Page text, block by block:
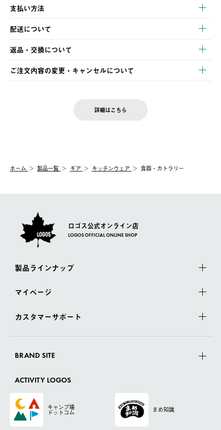
支払い方法
以下のいずれかの方法でお支払いいただけます。
・クレジットカード決済
・コンビニ決済
・Pay-easy決済
配送について
【発送スケジュール】
ご注文・ご入金完了より2営業日以内に商品を発送いたします。
土日祝の発送はございませんので、木曜日以降のご注文は週明け
の発送となる場合がございます。
【配送業者】
佐川急便にて配送されます。
返品・交換について
※お客様都合の場合
お客様都合の返品にかかる送料は、お客様ご負担とさせていただ
一度お手元の商品を返品いただき、ご希望商品を再注文してくだ
ご注文内容の変更・キャンセルについて
LOGOS FAMILY会員の方は、会員マイページ内 購入履歴画面に
詳細はこちら
ホーム 製品一覧 ギア キッチンウェア 食器・カトラリー
ロゴス公式オンライン店
LOGOS OFFICIAL ONLINE SHOP
製品ラインナップ
マイページ
カスタマーサポート
BRAND SITE
ACTIVITY LOGOS
キャンプ場
ドットコム まめ知識